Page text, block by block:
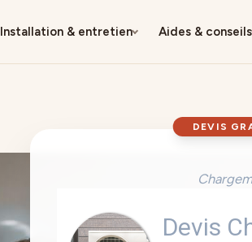
Installation & entretien Aides & conseils
DEVIS
Devis